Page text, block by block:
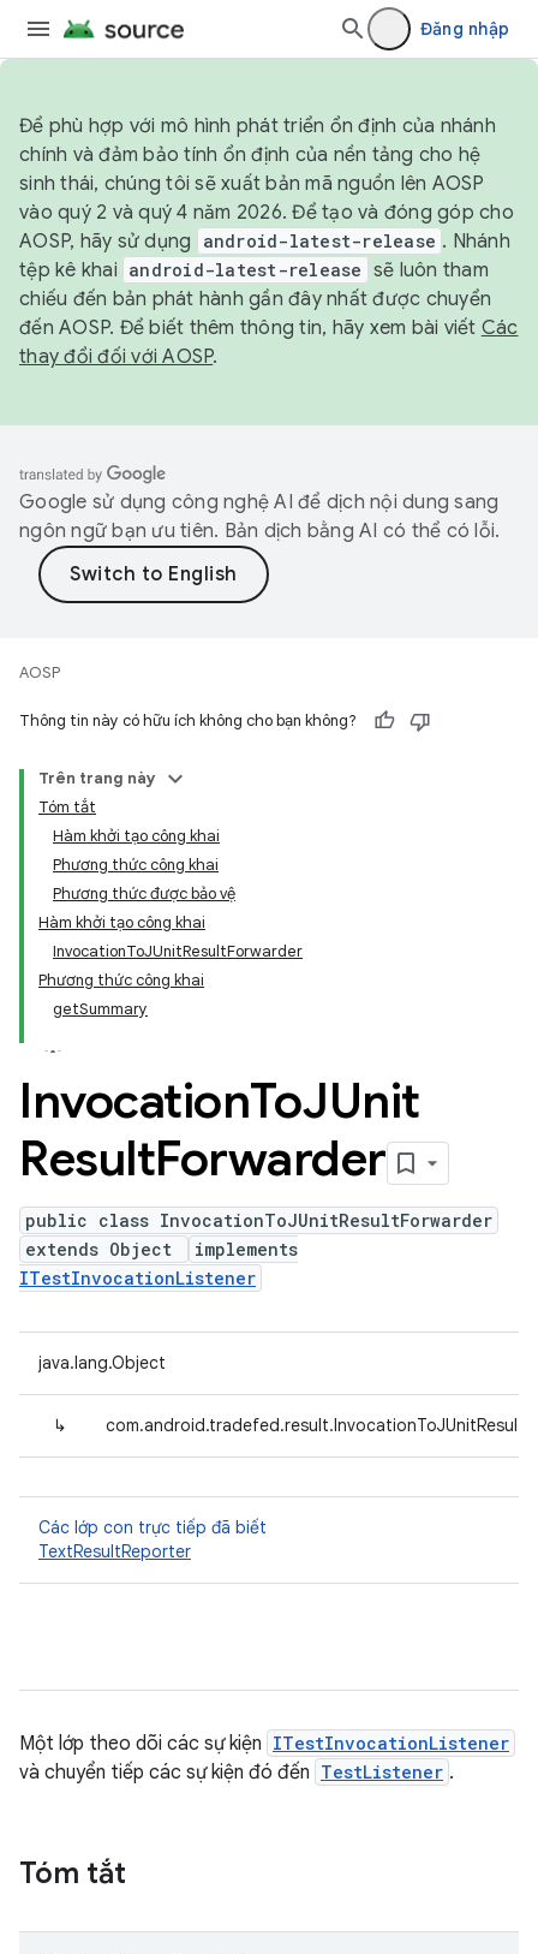
Đăng nhập
Để phù hợp với mô hình phát triển ổn định của nhánh
chính và đảm bảo tính ổn định của nền tảng cho hệ
sinh thái, chúng tôi sẽ xuất bản mã nguồn lên AOSP
vào quý 2 và quý 4 năm 2026. Để tạo và đóng góp cho
AOSP, hãy sử dụng
android-latest-release . Nhánh
tệp kê khai android-latest-release sẽ luôn tham
chiếu đến bản phát hành gần đây nhất được chuyển
đến AOSP. Để biết thêm thông tin, hãy xem bài viết Các
thay đổi đối với AOSP.
Google sử dụng công nghệ AI để dịch nội dung sang
ngôn ngữ bạn ưu tiên. Bản dịch bằng AI có thể có lỗi.
AOSP
Thông tin này có hữu ích không cho bạn không?
Trên trang này
Tóm tắt
Hàm khởi tạo công khai
Phương thức công khai
Phương thức được bảo vệ
Hàm khởi tạo công khai
InvocationToJUnitResultForwarder
Phương thức công khai
getSummary
InvocationToJUnit
ResultForwarder
public class InvocationToJUnitResultForwarder
extends Object
implements
ITestInvocationListener
java.lang.Object
↳
Các lớp con trực tiếp đã biết
TextResultReporter
Một lớp theo dõi các sự kiện ITestInvocationListener
và chuyển tiếp các sự kiện đó đến TestListener .
Tóm tắt